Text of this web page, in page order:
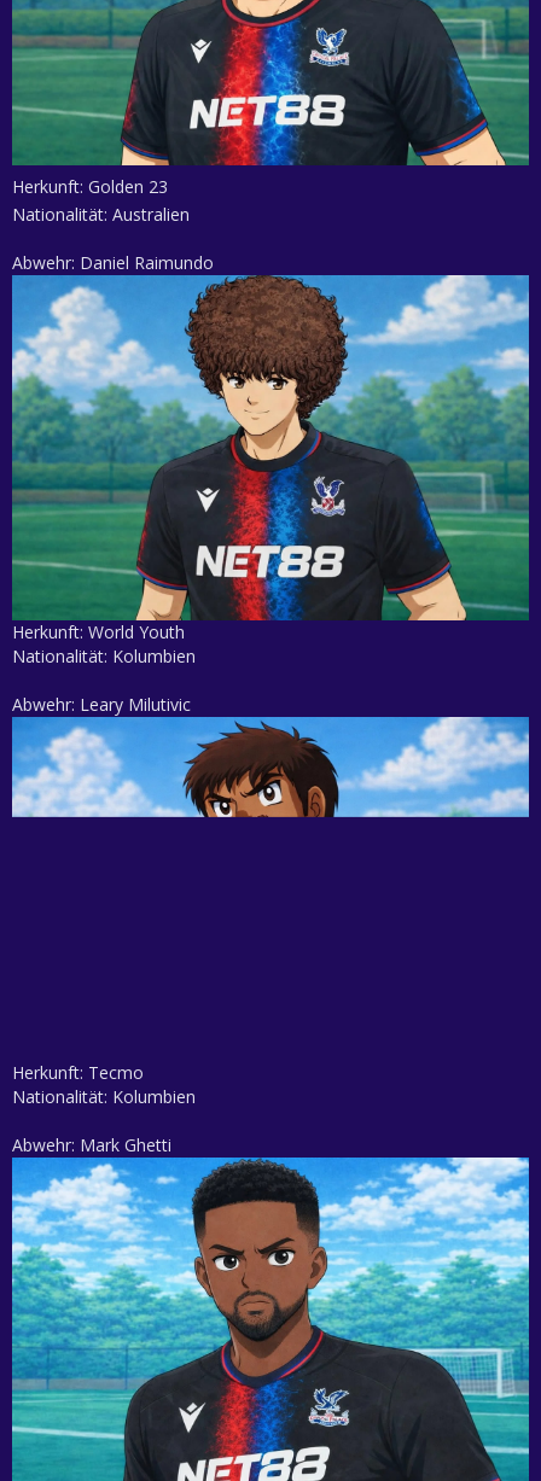
Herkunft: Golden 23
Nationalität: Australien
Abwehr: Daniel Raimundo
Herkunft: World Youth
Nationalität: Kolumbien
Abwehr: Leary Milutivic
Herkunft: Tecmo
Nationalität: Kolumbien
Abwehr: Mark Ghetti